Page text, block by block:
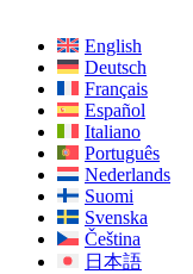
English
Deutsch
Français
Español
Italiano
Português
Nederlands
Suomi
Svenska
Čeština
日本語